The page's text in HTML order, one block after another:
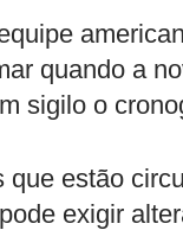
quando a
sigilo o
que estão
exigir